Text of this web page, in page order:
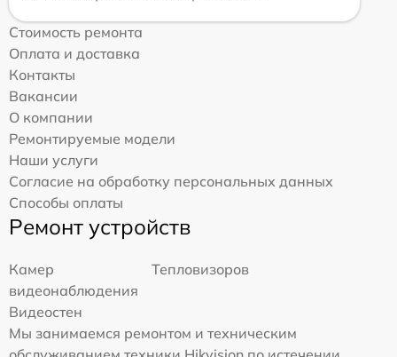
Стоимость ремонта
Оплата и доставка
Контакты
Вакансии
О компании
Ремонтируемые модели
Наши услуги
Согласие на обработку персональных данных
Способы оплаты
Ремонт устройств
Камер
видеонаблюдения
Тепловизоров
Видеостен
Мы занимаемся ремонтом и техническим